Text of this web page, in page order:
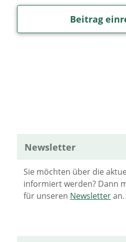
Beitrag
Newsletter
Sie möchten über die
informiert werden? Dann
für unseren Newsletteran.